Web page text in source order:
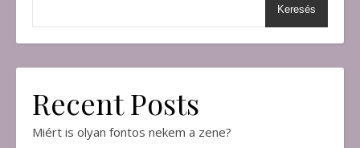
Keresés
Recent Posts
Miért is olyan fontos nekem a zene?